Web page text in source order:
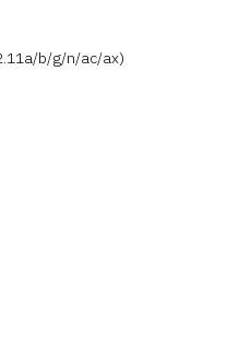
b/g/n/​​ac/ax)